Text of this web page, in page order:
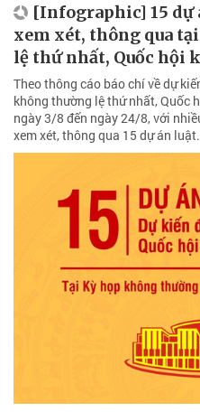
[Infographic] 15 dự
xem xét, thông qua
lệ thứ nhất, Quốc hội
Theo thông cáo báo chí về dự
không thường lệ thứ nhất, Quốc
ngày 3/8 đến ngày 24/8, với
xem xét, thông qua 15 dự án luật.